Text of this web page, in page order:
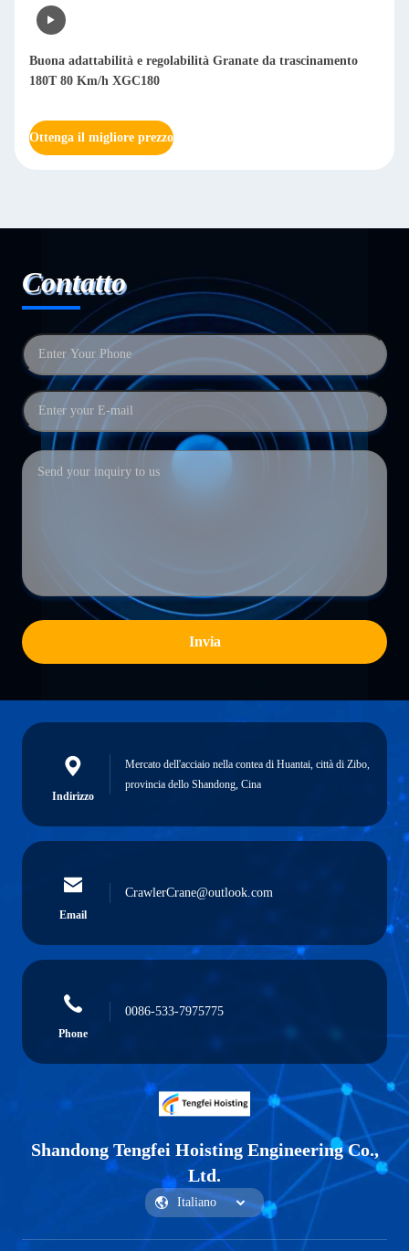
Buona adattabilità e regolabilità Granate da trascinamento
180T 80 Km/h XGC180
Ottenga il migliore prezzo
Contatto
Invia
Indirizzo
Mercato dell'acciaio nella contea di Huantai, città di Zibo,
provincia dello Shandong, Cina
Email
CrawlerCrane@outlook.com
Phone
0086-533-7975775
Shandong Tengfei Hoisting Engineering Co.,
Ltd.